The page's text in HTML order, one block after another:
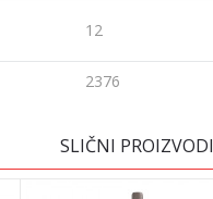
12
2376
SLIČNI PROIZVODI